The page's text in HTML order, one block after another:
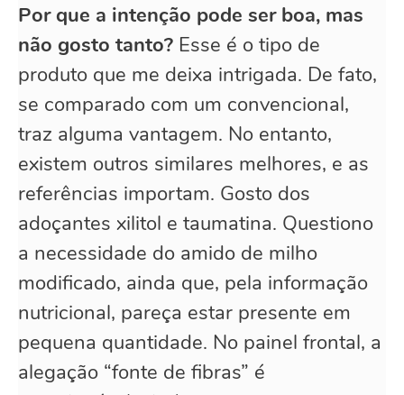
Por que a intenção pode ser boa, mas
não gosto tanto? Esse é o tipo de
produto que me deixa intrigada. De fato,
se comparado com um convencional,
traz alguma vantagem. No entanto,
existem outros similares melhores, e as
referências importam. Gosto dos
adoçantes xilitol e taumatina. Questiono
a necessidade do amido de milho
modificado, ainda que, pela informação
nutricional, pareça estar presente em
pequena quantidade. No painel frontal, a
alegação “fonte de fibras” é